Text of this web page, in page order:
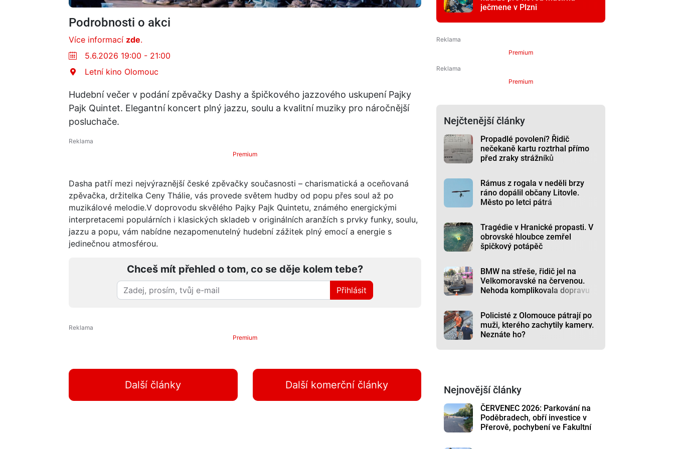
Podrobnosti o akci
Více informací zde.
5.6.2026 19:00 - 21:00
Letní kino Olomouc
Hudební večer v podání zpěvačky Dashy a špičkového jazzového uskupení Pajky
Pajk Quintet. Elegantní koncert plný jazzu, soulu a kvalitní muziky pro náročnější
posluchače.
Premium
Dasha patří mezi nejvýraznější české zpěvačky současnosti – charismatická a oceňovaná
zpěvačka, držitelka Ceny Thálie, vás provede světem hudby od popu přes soul až po
muzikálové melodie.V doprovodu skvělého Pajky Pajk Quintetu, známého energickými
interpretacemi populárních i klasických skladeb v originálních aranžích s prvky funky, soulu,
jazzu a popu, vám nabídne nezapomenutelný hudební zážitek plný emocí a energie s
jedinečnou atmosférou.
Chceš mít přehled o tom, co se děje kolem tebe?
Přihlásit
Premium
Další články Další komerční články
ječmene v Plzni
Premium
Premium
Nejčtenější články
Propadlé povolení? Řidič
nečekaně kartu roztrhal přímo
před zraky strážníků
Rámus z rogala v neděli brzy
ráno dopálil občany Litovle.
Město po letci pátrá
Tragédie v Hranické propasti. V
obrovské hloubce zemřel
špičkový potápěč
BMW na střeše, řidič jel na
Velkomoravské na červenou.
Nehoda komplikovala dopravu
Policisté z Olomouce pátrají po
muži, kterého zachytily kamery.
Neznáte ho?
Nejnovější články
ČERVENEC 2026: Parkování na
Poděbradech, obří investice v
Přerově, pochybení ve Fakultní